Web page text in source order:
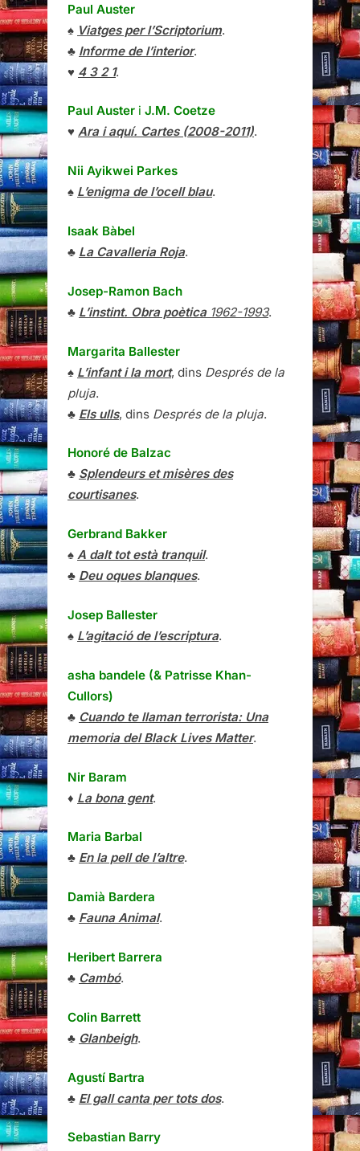
Paul Auster
♠ Viatges per l’Scriptorium.
♣ Informe de l’interior.
♥ 4 3 2 1.
Paul Auster i J.M. Coetze
♥ Ara i aquí. Cartes (2008-2011).
Nii Ayikwei Parkes
♠ L’enigma de l’ocell blau.
Isaak Bàbel
♣ La Cavalleria Roja.
Josep-Ramon Bach
♣ L’instint. Obra poètica1962-1993.
Margarita Ballester
♠ L’infant i la mort, dins Després de la
pluja.
♣ Els ulls, dins Després de la pluja.
Honoré de Balzac
♣ Splendeurs et misères des
courtisanes.
Gerbrand Bakker
♠ A dalt tot està tranquil.
♣ Deu oques blanques.
Josep Ballester
♠ L’agitació de l’escriptura.
asha bandele (& Patrisse Khan-
Cullors)
♣ Cuando te llaman terrorista: Una
memoria del Black Lives Matter.
Nir Baram
♦ La bona gent.
Maria Barbal
♣ En la pell de l’altre.
Damià Bardera
♣ Fauna Animal.
Heribert Barrera
♣ Cambó.
Colin Barrett
♣ Glanbeigh.
Agustí Bartra
♣ El gall canta per tots dos.
Sebastian Barry